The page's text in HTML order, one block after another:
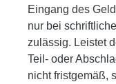
Eingang des
nur bei
zulässig. Leistet
Teil- oder
nicht fristgemäß,